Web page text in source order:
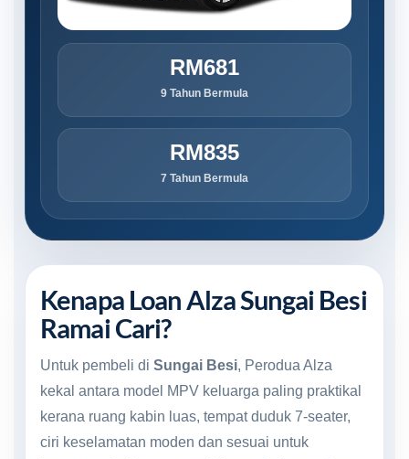
RM681
9 Tahun Bermula
RM835
7 Tahun Bermula
Kenapa Loan Alza Sungai Besi
Ramai Cari?
Untuk pembeli di Sungai Besi, Perodua Alza
kekal antara model MPV keluarga paling praktikal
kerana ruang kabin luas, tempat duduk 7-seater,
ciri keselamatan moden dan sesuai untuk